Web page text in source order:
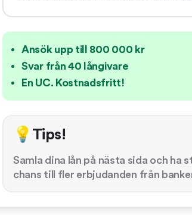
Ansök upp till 800 000 kr
Svar från 40 långivare
En UC. Kostnadsfritt!
💡Tips!
Samla dina lån på nästa sida och ha
chans till fler erbjudanden från